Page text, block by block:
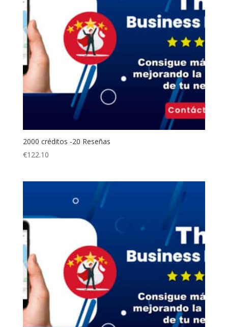
2000 créditos -20 Reseñas
€122.10